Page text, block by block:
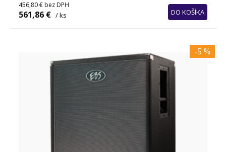
456,80 € bez DPH
561,86 € / ks DO KOŠÍKA
-5 %